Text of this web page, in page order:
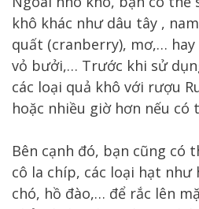
khô khác như dâu tây ,
quất (cranberry), mơ,…
vỏ bưởi,… Trước khi sử
các loại quả khô với rượu
hoặc nhiều giờ hơn nếu có
Bên cạnh đó, bạn cũng có
cô la chíp, các loại hạt như
chó, hồ đào,… để rắc lên